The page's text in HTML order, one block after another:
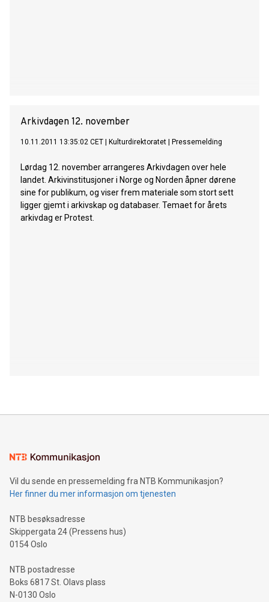
Arkivdagen 12. november
10.11.2011 13:35:02 CET Kulturdirektoratet Pressemelding
Lørdag 12. november arrangeres Arkivdagen over hele
landet. Arkivinstitusjoner i Norge og Norden åpner dørene
sine for publikum, og viser frem materiale som stort sett
ligger gjemt i arkivskap og databaser. Temaet for årets
arkivdag er Protest.
Vil du sende en pressemelding fra NTB Kommunikasjon?
Her finner du mer informasjon om tjenesten
NTB besøksadresse
Skippergata 24 (Pressens hus)
0154 Oslo
NTB postadresse
Boks 6817 St. Olavs plass
N-0130 Oslo